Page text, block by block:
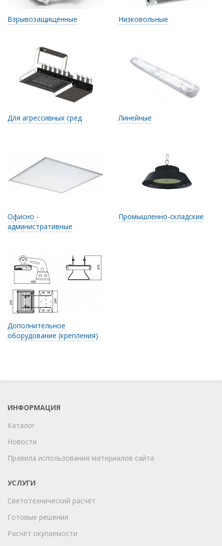
Взрывозащищенные Низковольные
Для агрессивных сред Линейные
Офисно -
административные
Промышленно-складские
Дополнительное
оборудование (крепления)
ИНФОРМАЦИЯ
Каталог
Новости
Правила использования материалов сайта
УСЛУГИ
Светотехнический расчёт
Готовые решения
Расчёт окупаемости